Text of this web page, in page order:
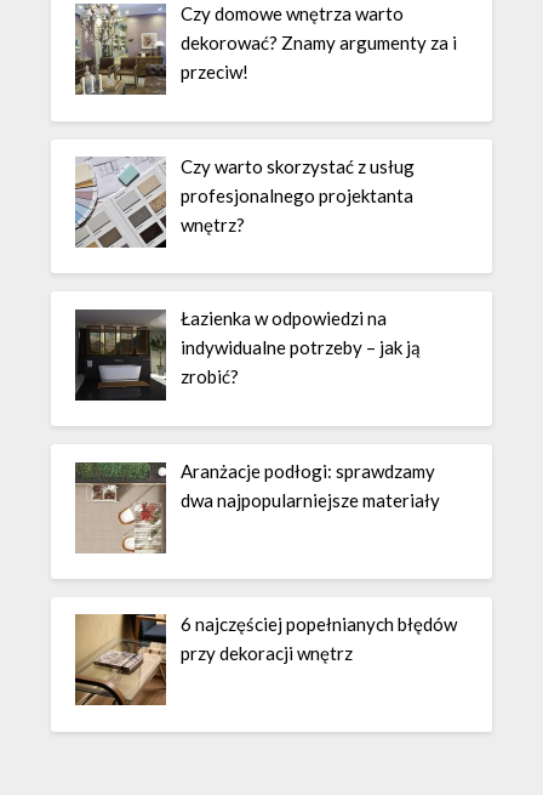
Czy domowe wnętrza warto
dekorować? Znamy argumenty za i
przeciw!
Czy warto skorzystać z usług
profesjonalnego projektanta
wnętrz?
Łazienka w odpowiedzi na
indywidualne potrzeby – jak ją
zrobić?
Aranżacje podłogi: sprawdzamy
dwa najpopularniejsze materiały
6 najczęściej popełnianych błędów
przy dekoracji wnętrz